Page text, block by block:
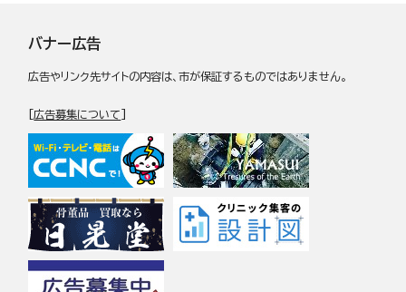
バナー広告
広告やリンク先サイトの内容は、市が保証するものではありません。
[広告募集について